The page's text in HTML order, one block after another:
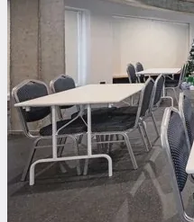
Вместимость
до 150 чел
Бюджет на персону
—
Важные условия